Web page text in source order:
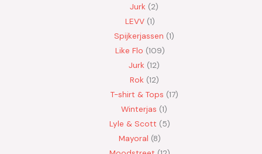
Jurk 2
LEVV 1
Spijkerjassen 1
Like Flo 109
Jurk 12
Rok 12
T-shirt & Tops 17
Winterjas 1
Lyle & Scott 5
Mayoral 8